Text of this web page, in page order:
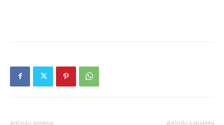
Artículo anterior Artículo siguiente